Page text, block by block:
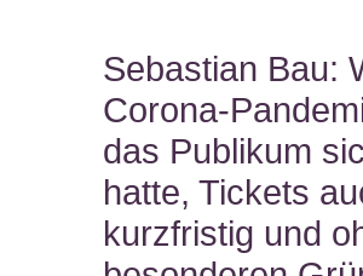
Sebastian Bau:
Corona-
das Publikum
hatte, Tickets
kurzfristig und